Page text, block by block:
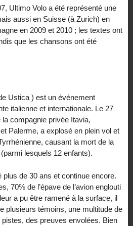
Ultimo Volo a été représenté une
aussi en Suisse (à Zurich) en
en 2009 et 2010 ; les textes ont
que les chansons ont été
Ustica ) est un événement
italienne et internationale. Le 27
compagnie privée Itavia,
Palerme, a explosé en plein vol et
causant la mort de la
lesquels 12 enfants).
plus de 30 ans et continue encore.
70% de l’épave de l’avion englouti
a pu être ramené à la surface, il
plusieurs témoins, une multitude de
des preuves envolées. Bien